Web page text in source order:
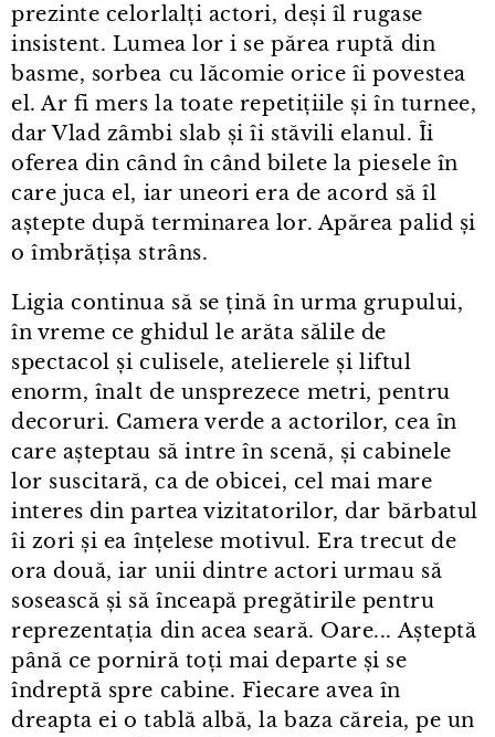
prezinte celorlalți actori, deși îl rugase
insistent. Lumea lor i se părea ruptă din
basme, sorbea cu lăcomie orice îi povestea
el. Ar fi mers la toate repetițiile și în turnee,
dar Vlad zâmbi slab și îi stăvili elanul. Îi
oferea din când în când bilete la piesele în
care juca el, iar uneori era de acord să îl
aștepte după terminarea lor. Apărea palid și
o îmbrățișa strâns.
Ligia continua să se țină în urma grupului,
în vreme ce ghidul le arăta sălile de
spectacol și culisele, atelierele și liftul
enorm, înalt de unsprezece metri, pentru
decoruri. Camera verde a actorilor, cea în
care așteptau să intre în scenă, și cabinele
lor suscitară, ca de obicei, cel mai mare
interes din partea vizitatorilor, dar bărbatul
îi zori și ea înțelese motivul. Era trecut de
ora două, iar unii dintre actori urmau să
sosească și să înceapă pregătirile pentru
reprezentația din acea seară. Oare... Așteptă
până ce porniră toți mai departe și se
îndreptă spre cabine. Fiecare avea în
dreapta ei o tablă albă, la baza căreia, pe un